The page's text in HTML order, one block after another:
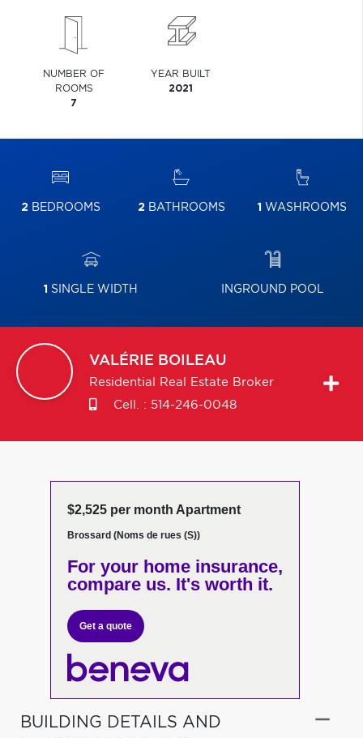
NUMBER OF
ROOMS
7
YEAR BUILT
2021
2BEDROOMS 2BATHROOMS 1 WASHROOMS
1 SINGLE WIDTH INGROUND POOL
VALÉRIE BOILEAU
Residential Real Estate Broker
Cell. : 514-246-0048
$2,525 per month Apartment
Brossard (Noms de rues (S))
For your home insurance,
compare us. It's worth it.
Get a quote
BUILDING DETAILS AND